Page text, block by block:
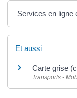
Services en ligne
Et aussi
Carte grise
Transports -